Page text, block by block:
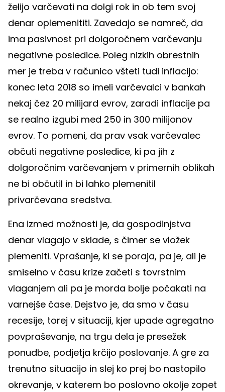
želijo varčevati na dolgi rok in ob tem svoj
denar oplemenititi. Zavedajo se namreč, da
ima pasivnost pri dolgoročnem varčevanju
negativne posledice. Poleg nizkih obrestnih
mer je treba v računico všteti tudi inflacijo:
konec leta 2018 so imeli varčevalci v bankah
nekaj čez 20 milijard evrov, zaradi inflacije pa
se realno izgubi med 250 in 300 milijonov
evrov. To pomeni, da prav vsak varčevalec
občuti negativne posledice, ki pa jih z
dolgoročnim varčevanjem v primernih oblikah
ne bi občutil in bi lahko plemenitil
privarčevana sredstva.
Ena izmed možnosti je, da gospodinjstva
denar vlagajo v sklade, s čimer se vložek
plemeniti. Vprašanje, ki se poraja, pa je, ali je
smiselno v času krize začeti s tovrstnim
vlaganjem ali pa je morda bolje počakati na
varnejše čase. Dejstvo je, da smo v času
recesije, torej v situaciji, kjer upade agregatno
povpraševanje, na trgu dela je presežek
ponudbe, podjetja krčijo poslovanje. A gre za
trenutno situacijo in slej ko prej bo nastopilo
okrevanje, v katerem bo poslovno okolje zopet